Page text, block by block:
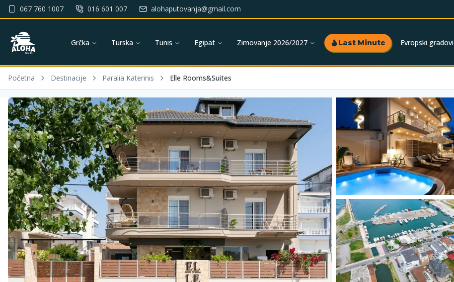
067 760 1007 016 601 007 alohaputovanja@gmail.com
Grčka Turska Tunis Egipat Zimovanje 2026/2027 Last Minute Evropski gradovi
Početna Destinacije Paralia Katerinis Elle Rooms&Suites